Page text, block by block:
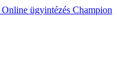
Online ügyintézés Champion